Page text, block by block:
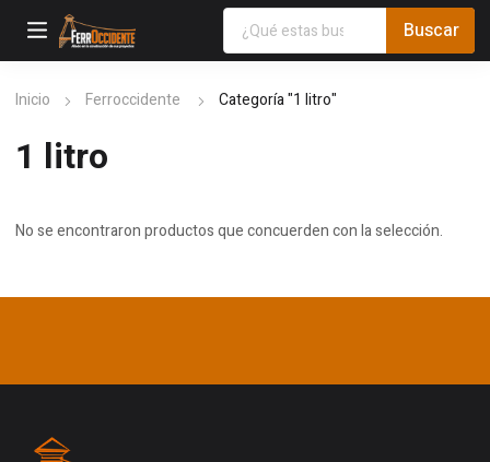
Inicio Ferroccidente Categoría "1 litro"
1 litro
No se encontraron productos que concuerden con la selección.